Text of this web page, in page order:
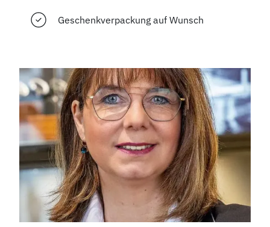
Geschenkverpackung auf Wunsch